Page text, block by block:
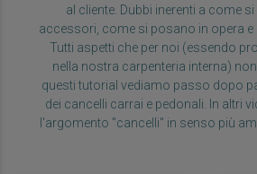
al cliente. Dubbi inerenti a come
accessori, come si posano in opera
Tutti aspetti che per noi (essendo
nella nostra carpenteria interna)
questi tutorial vediamo passo dopo
dei cancelli carrai e pedonali. In altri
l'argomento "cancelli" in senso più